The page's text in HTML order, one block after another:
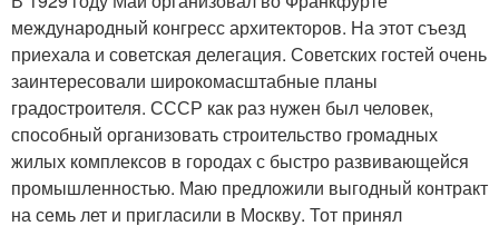
международный конгресс архитекторов. На этот съезд
приехала и советская делегация. Советских гостей очень
заинтересовали широкомасштабные планы
градостроителя. СССР как раз нужен был человек,
способный организовать строительство громадных
жилых комплексов в городах с быстро развивающейся
промышленностью. Маю предложили выгодный контракт
на семь лет и пригласили в Москву. Тот принял